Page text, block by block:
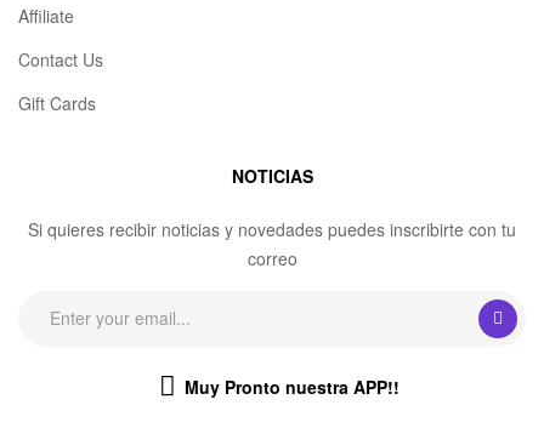
Affiliate
Contact Us
Gift Cards
NOTICIAS
Si quieres recibir noticias y novedades puedes inscribirte con tu
correo
Muy Pronto nuestra APP!!